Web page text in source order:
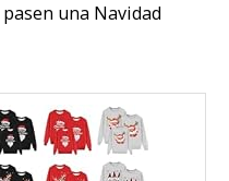
una Navidad